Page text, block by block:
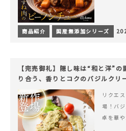
商品紹介 国産無添加シリーズ
【完売御礼】隠し味は“和と洋”
り合う、香りとコクのバジルクリ
リクエ
場！バ
卓を華